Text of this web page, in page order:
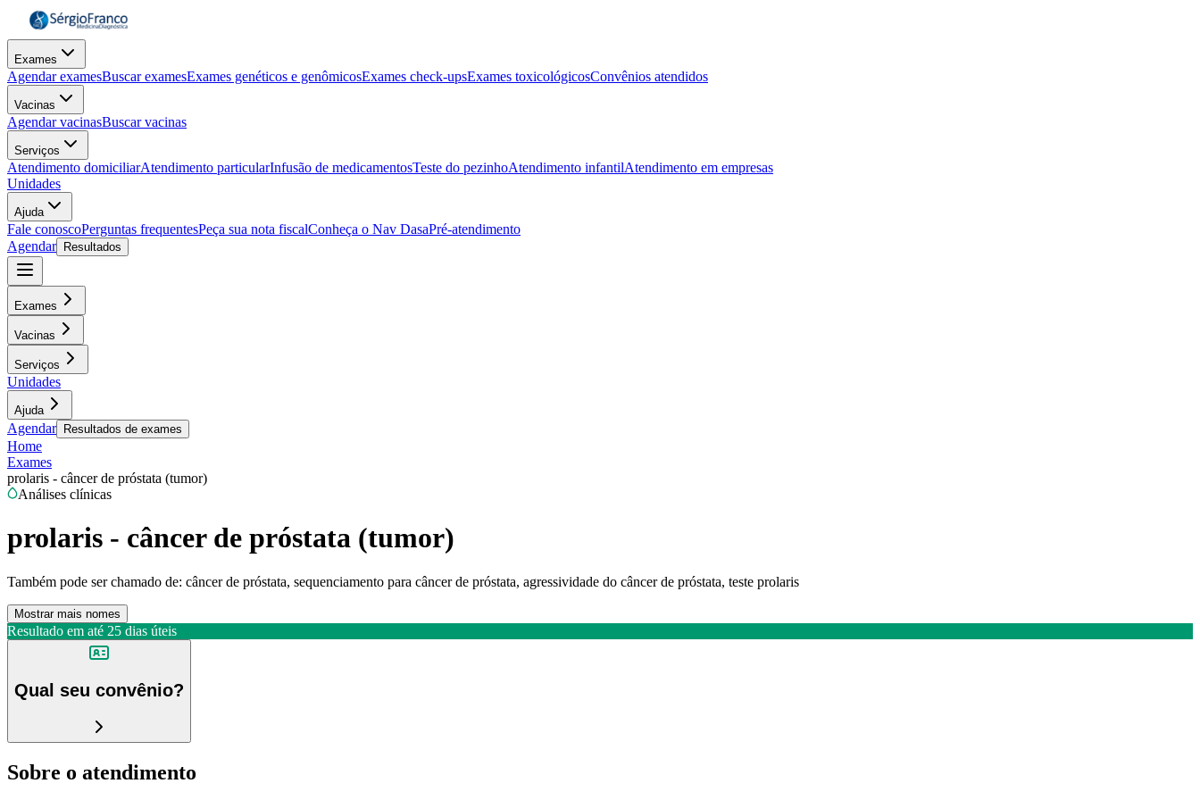
Exames
Agendar examesBuscar examesExames genéticos e genômicosExames check-upsExames toxicológicosConvênios atendidos
Vacinas
Agendar vacinasBuscar vacinas
Serviços
Atendimento domiciliarAtendimento particularInfusão de medicamentosTeste do pezinhoAtendimento infantilAtendimento em empresas
Unidades
Ajuda
Fale conoscoPerguntas frequentesPeça sua nota fiscalConheça o Nav DasaPré-atendimento
Agendar
Resultados
Exames
Vacinas
Serviços
Unidades
Ajuda
Agendar Resultados de exames
Home
Exames
prolaris - câncer de próstata (tumor)
Análises clínicas
prolaris - câncer de próstata (tumor)
Também pode ser chamado de: câncer de próstata, sequenciamento para câncer de próstata, agressividade do câncer de próstata, teste prolaris
Mostrar mais nomes
Resultado em até 25 dias úteis
Qual seu convênio?
Sobre o atendimento